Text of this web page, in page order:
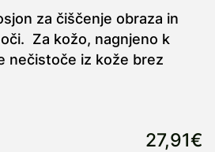
za čiščenje obraza in
Za kožo, nagnjeno k
nečistoče iz kože brez
27,91€